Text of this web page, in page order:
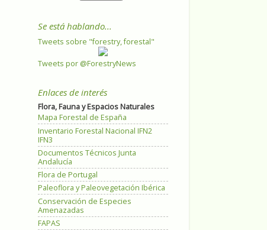
Se está hablando...
Tweets sobre "forestry, forestal"
Tweets por @ForestryNews
Enlaces de interés
Flora, Fauna y Espacios Naturales
Mapa Forestal de España
Inventario Forestal Nacional IFN2
IFN3
Documentos Técnicos Junta
Andalucía
Flora de Portugal
Paleoflora y Paleovegetación Ibérica
Conservación de Especies
Amenazadas
FAPAS